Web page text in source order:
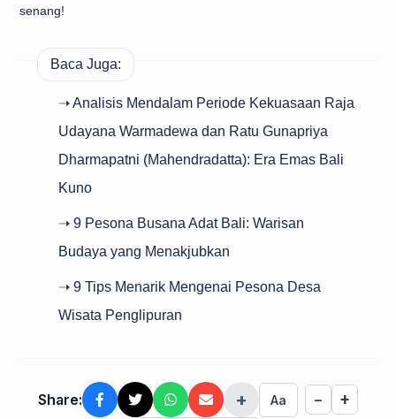
senang!
Baca Juga:
➝ Analisis Mendalam Periode Kekuasaan Raja
Udayana Warmadewa dan Ratu Gunapriya
Dharmapatni (Mahendradatta): Era Emas Bali
Kuno
➝ 9 Pesona Busana Adat Bali: Warisan
Budaya yang Menakjubkan
➝ 9 Tips Menarik Mengenai Pesona Desa
Wisata Penglipuran
Share: + Aa − +